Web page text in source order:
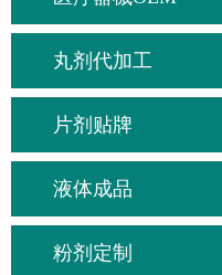
丸剂代加工
片剂贴牌
液体成品
粉剂定制